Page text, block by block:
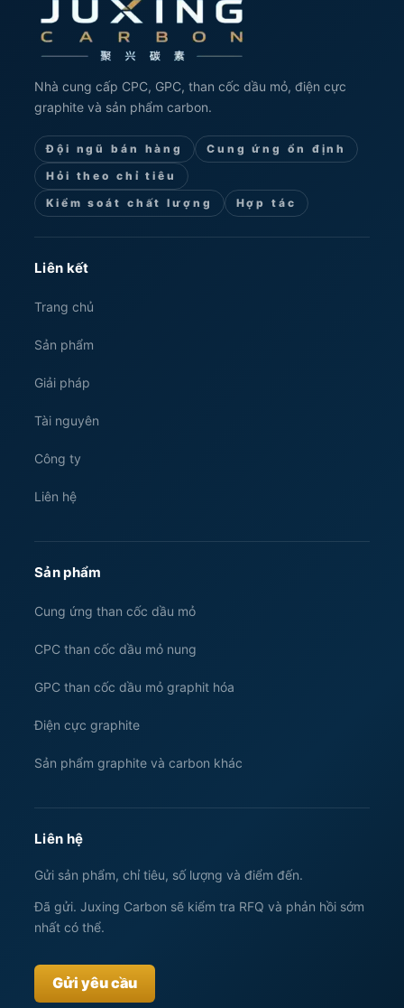
Nhà cung cấp CPC, GPC, than cốc dầu mỏ, điện cực
graphite và sản phẩm carbon.
Đội ngũ bán hàng
Cung ứng ổn định
Hỏi theo chỉ tiêu
Kiểm soát chất lượng
Hợp tác
Liên kết
Trang chủ
Sản phẩm
Giải pháp
Tài nguyên
Công ty
Liên hệ
Sản phẩm
Cung ứng than cốc dầu mỏ
CPC than cốc dầu mỏ nung
GPC than cốc dầu mỏ graphit hóa
Điện cực graphite
Sản phẩm graphite và carbon khác
Liên hệ
Gửi sản phẩm, chỉ tiêu, số lượng và điểm đến.
Đã gửi. Juxing Carbon sẽ kiểm tra RFQ và phản hồi sớm
nhất có thể.
Gửi yêu cầu